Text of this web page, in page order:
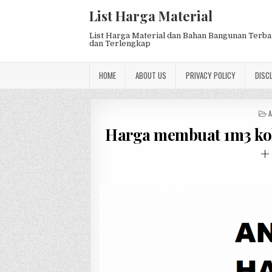
List Harga Material
List Harga Material dan Bahan Bangunan
dan Terlengkap
HOME ABOUT US PRIVACY POLICY
Harga membuat 1m3